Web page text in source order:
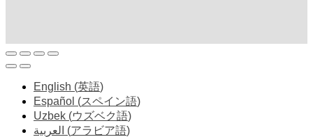
English (英語)
Español (スペイン語)
Uzbek (ウズベク語)
العربية (アラビア語)